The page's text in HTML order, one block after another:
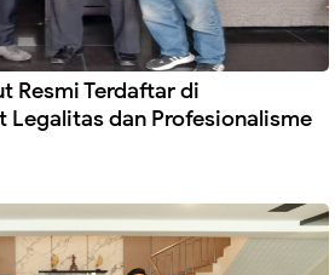
Resmi Terdaftar di
Legalitas dan Profesionalisme